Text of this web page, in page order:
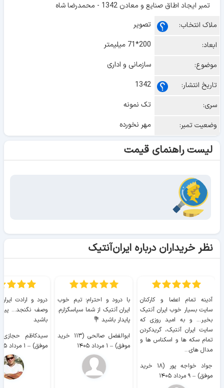
تمبر ایجاد اطاق صنایع و معادن 1342 - محمدرضا شاه
ملاک انتخاب:
تصویر
ابعاد:
200*71 میلیمتر
موضوع:
سازمانی و اداری
تاریخ انتشار:
1342
سری:
تک نمونه
وضعیت تمبر:
مهر نخورده
لیست راهنمای قیمت
نظر خریداران درباره ایران‌آنتیک
آدینه تمام اعضا و کارکنان
سایت بسیار خوب ايران آنتیک
بخیر... و به امید روزی که
سایت ايران آنتیک، گریدکردن
تمام سکه ها و اسکناس ها و
مدال های...
جواد خواجه پور (۱۸ خرید
موفق) – ۹ مرداد ۱۴۰۵
با درود و احترام؛ تیم خوب
ایران آنتیک از شما سپاسگزارم.
پایدار باشید 💐
ابوالفضل صالحی (۱۱۳ خرید
موفق) – ۱ مرداد ۱۴۰۵
درود و ارادت
وصف نگنجد...
باشید
موفق) – ۱ مرداد ۱۴۰۵